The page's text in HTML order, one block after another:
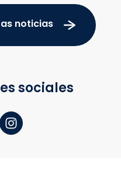
noticias
sociales